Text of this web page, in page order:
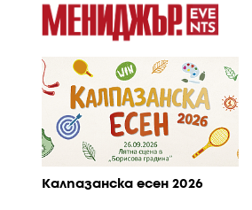
Калпазанска есен 2026